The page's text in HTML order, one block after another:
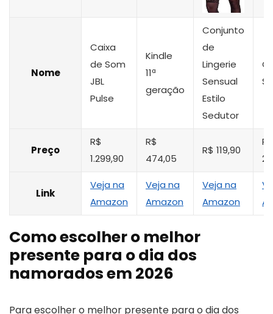
Nome
Caixa
de Som
JBL
Pulse
Kindle
11ª
geração
Conjunto
de
Lingerie
Sensual
Estilo
Sedutor
Preço
R$
1.299,90
R$
474,05
R$ 119,90
R$
Link
Veja na
Amazon
Veja na
Amazon
Veja na
Amazon
Como escolher o melhor
presente para o dia dos
namorados em 2026
Para escolher o melhor presente para o dia dos